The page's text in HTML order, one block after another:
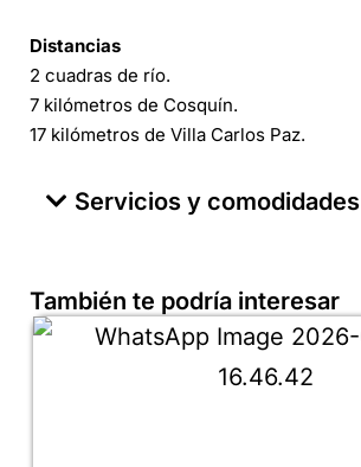
Distancias
2 cuadras de río.
7 kilómetros de Cosquín.
17 kilómetros de Villa Carlos Paz.
Servicios y comodidades
También te podría interesar